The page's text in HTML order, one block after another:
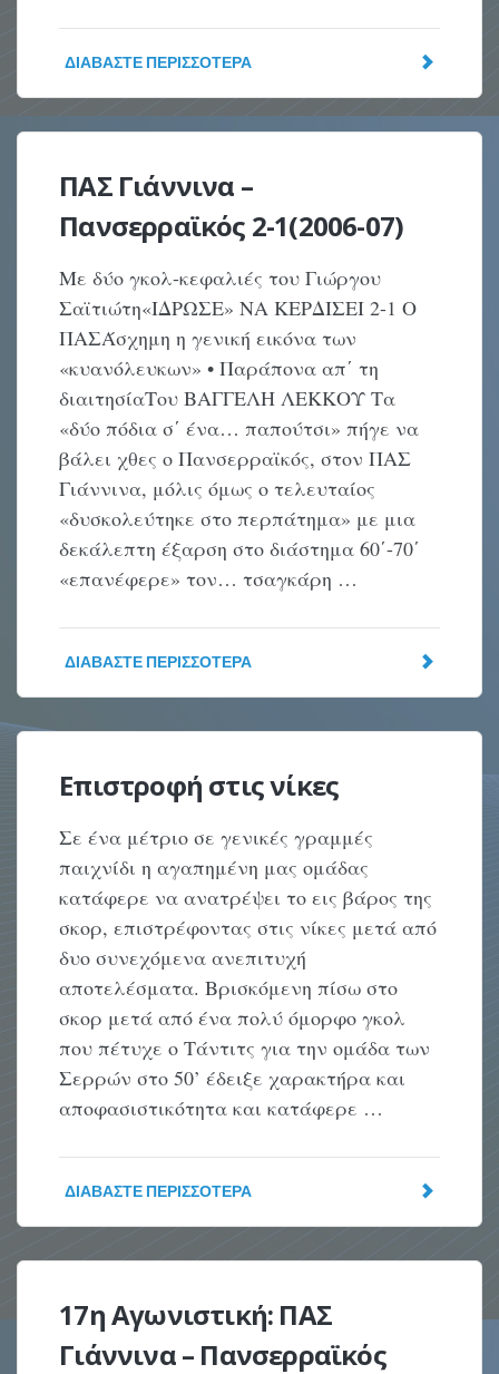
ΔΙΑΒΆΣΤΕ ΠΕΡΙΣΣΌΤΕΡΑ
ΠΑΣ Γιάννινα –
Πανσερραϊκός 2-1(2006-07)
Με δύο γκολ-κεφαλιές του Γιώργου
Σαϊτιώτη«ΙΔΡΩΣΕ» ΝΑ ΚΕΡΔΙΣΕΙ 2-1 O
ΠΑΣΆσχημη η γενική εικόνα των
«κυανόλευκων» • Παράπονα απ΄ τη
διαιτησίαTου ΒΑΓΓΕΛΗ ΛΕΚΚΟΥ Τα
«δύο πόδια σ΄ ένα… παπούτσι» πήγε να
βάλει χθες ο Πανσερραϊκός, στον ΠΑΣ
Γιάννινα, μόλις όμως ο τελευταίος
«δυσκολεύτηκε στο περπάτημα» με μια
δεκάλεπτη έξαρση στο διάστημα 60΄-70΄
«επανέφερε» τον… τσαγκάρη …
ΔΙΑΒΆΣΤΕ ΠΕΡΙΣΣΌΤΕΡΑ
Επιστροφή στις νίκες
Σε ένα μέτριο σε γενικές γραμμές
παιχνίδι η αγαπημένη μας ομάδας
κατάφερε να ανατρέψει το εις βάρος της
σκορ, επιστρέφοντας στις νίκες μετά από
δυο συνεχόμενα ανεπιτυχή
αποτελέσματα. Βρισκόμενη πίσω στο
σκορ μετά από ένα πολύ όμορφο γκολ
που πέτυχε ο Τάντιτς για την ομάδα των
Σερρών στο 50’ έδειξε χαρακτήρα και
αποφασιστικότητα και κατάφερε …
ΔΙΑΒΆΣΤΕ ΠΕΡΙΣΣΌΤΕΡΑ
17η Αγωνιστική: ΠΑΣ
Γιάννινα – Πανσερραϊκός